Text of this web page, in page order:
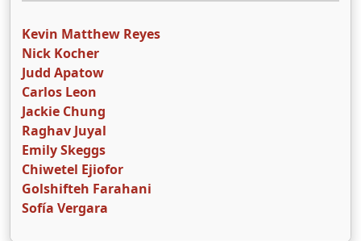
Kevin Matthew Reyes
Nick Kocher
Judd Apatow
Carlos Leon
Jackie Chung
Raghav Juyal
Emily Skeggs
Chiwetel Ejiofor
Golshifteh Farahani
Sofía Vergara